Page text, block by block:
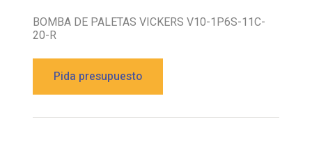
BOMBA DE PALETAS VICKERS V10-1P6S-11C-
20-R
Pida presupuesto